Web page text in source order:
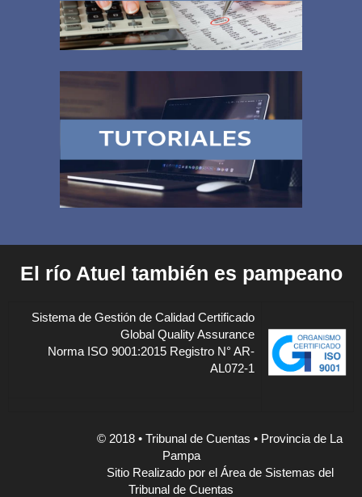
El río Atuel también es pampeano
Sistema de Gestión de Calidad Certificado
Global Quality Assurance
Norma ISO 9001:2015 Registro N° AR-
AL072-1
© 2018 • Tribunal de Cuentas • Provincia de La
Pampa
Sitio Realizado por el Área de Sistemas del
Tribunal de Cuentas